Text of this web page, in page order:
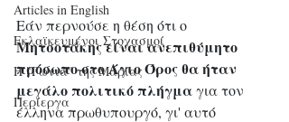
Articles in English
Εκλαϊκευμένοι Στοχασμοί
Η "Γωνιά" της Μαρίας
Περίεργα
Εάν περνούσε η θέση ότι ο
Μητσοτάκης είναι ανεπιθύμητο
πρόσωπο στο Άγιο Όρος θα ήταν
μεγάλο πολιτικό πλήγμα για τον
έλληνα πρωθυπουργό, γι' αυτό